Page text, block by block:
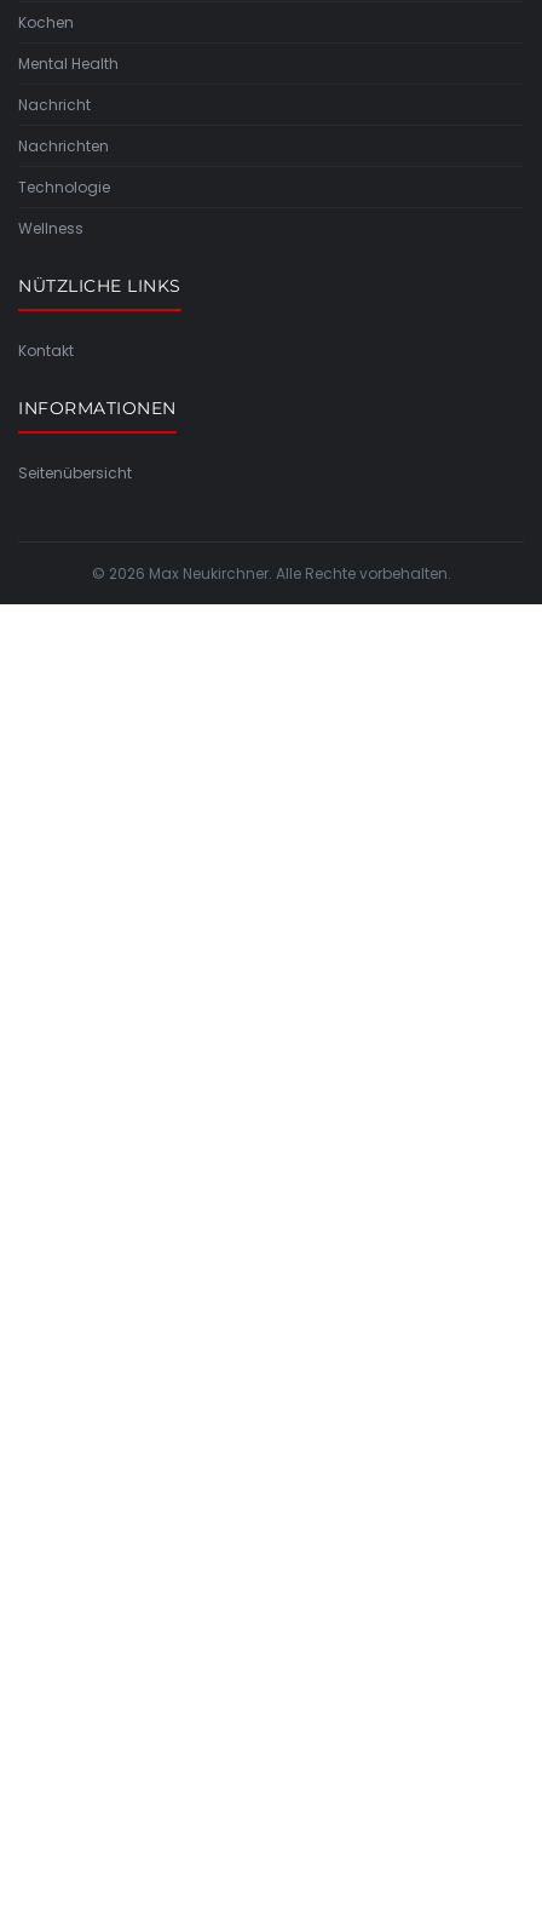
Kochen
Mental Health
Nachricht
Nachrichten
Technologie
Wellness
NÜTZLICHE LINKS
Kontakt
INFORMATIONEN
Seitenübersicht
© 2026 Max Neukirchner. Alle Rechte vorbehalten.